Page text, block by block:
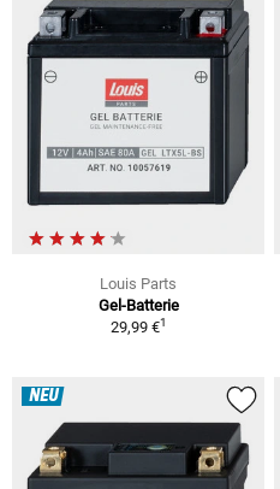
Louis Parts
Gel-Batterie
29,99 €1
NEU